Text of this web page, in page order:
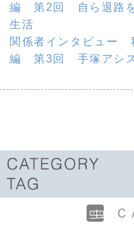
編 第2回 自ら退路を
生活
関係者インタビュー
編 第3回 手塚アシス